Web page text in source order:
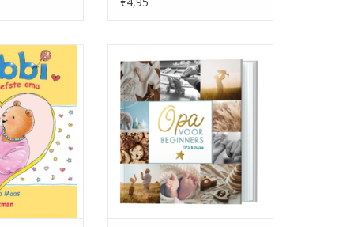
markt,' zegt
pak de mand!
dragen, oma?'
hand in hand.
WINKELWAGEN
prachtige cadeauboekje staat vol
met interessante weetjes, tips
voor leuke activiteiten en uitjes
met je kleinkind. Luxe uitgave met
gouden foliedruk op het omslag.
TOEVOEGEN AAN WINKELWAGEN